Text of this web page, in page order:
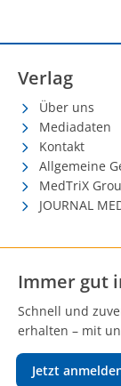
Verlag
Über uns
Mediadaten
Kontakt
Allgemeine
MedTriX
JOURNAL
Immer gut
Schnell und
erhalten – mit
Jetzt